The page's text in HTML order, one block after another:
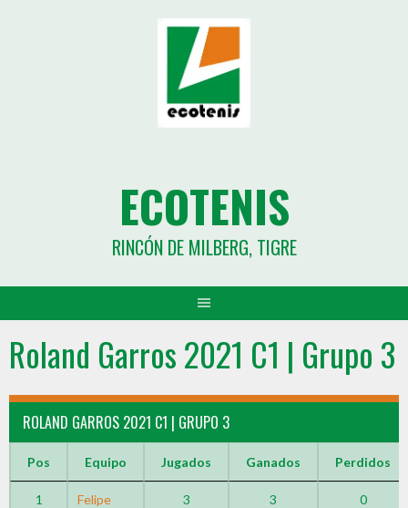
ECOTENIS
RINCÓN DE MILBERG, TIGRE
Roland Garros 2021 C1 | Grupo 3
ROLAND GARROS 2021 C1 | GRUPO 3
Pos Equipo Jugados Ganados Perdidos
1
Felipe
3 3 0